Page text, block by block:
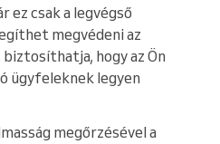
ez csak a legvégső
megvédeni az
hogy az Ön
ügyfeleknek legyen
megőrzésével a